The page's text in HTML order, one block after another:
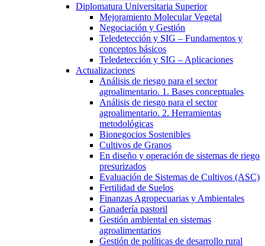
Diplomatura Universitaria Superior
Mejoramiento Molecular Vegetal
Negociación y Gestión
Teledetección y SIG – Fundamentos y
conceptos básicos
Teledetección y SIG – Aplicaciones
Actualizaciones
Análisis de riesgo para el sector
agroalimentario. 1. Bases conceptuales
Análisis de riesgo para el sector
agroalimentario. 2. Herramientas
metodológicas
Bionegocios Sostenibles
Cultivos de Granos
En diseño y operación de sistemas de riego
presurizados
Evaluación de Sistemas de Cultivos (ASC)
Fertilidad de Suelos
Finanzas Agropecuarias y Ambientales
Ganadería pastoril
Gestión ambiental en sistemas
agroalimentarios
Gestión de políticas de desarrollo rural